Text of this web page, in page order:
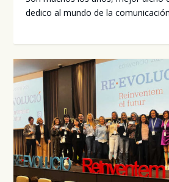
dedi­co al mun­do de la